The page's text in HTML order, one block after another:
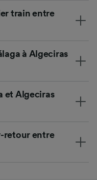
train entre
à Algeciras
et Algeciras
retour entre